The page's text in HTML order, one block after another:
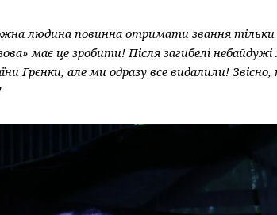
людина повинна отримати звання
має це зробити! Після загибелі
Грєнки, але ми одразу все видалили!